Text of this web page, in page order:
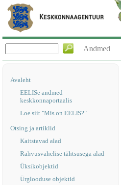
Andmed
Avaleht
EELISe andmed
keskkonnaportaalis
Loe siit "Mis on EELIS?"
Otsing ja artiklid
Kaitstavad alad
Rahvusvahelise tähtsusega alad
Üksikobjektid
Ürglooduse objektid